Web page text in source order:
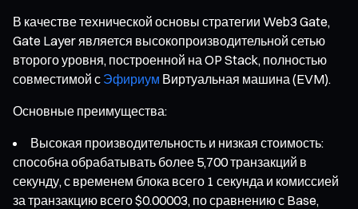
В качестве технической основы стратегии Web3 Gate,
Gate Layer является высокопроизводительной сетью
второго уровня, построенной на OP Stack, полностью
совместимой с Эфириум Виртуальная машина (EVM).
Основные преимущества:
Высокая производительность и низкая стоимость:
способна обрабатывать более 5,700 транзакций в
секунду, с временем блока всего 1 секунда и комиссией
за транзакцию всего $0.00003, по сравнению с Base,